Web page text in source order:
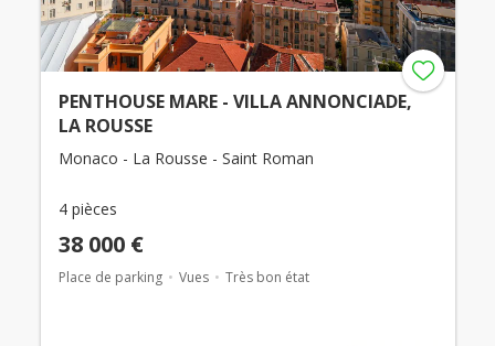
PENTHOUSE MARE - VILLA ANNONCIADE,
LA ROUSSE
Monaco - La Rousse - Saint Roman
4 pièces
38 000 €
Place de parking Vues Très bon état